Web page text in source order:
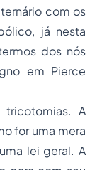
com os
já nesta
dos nós
em Pierce
tricotomias. A
for uma mera
lei geral. A